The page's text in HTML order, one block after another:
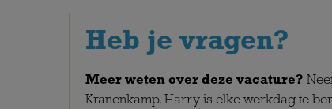
Heb je vragen?
Meer weten over deze vacature?
Kranenkamp. Harry is elke werkdag te